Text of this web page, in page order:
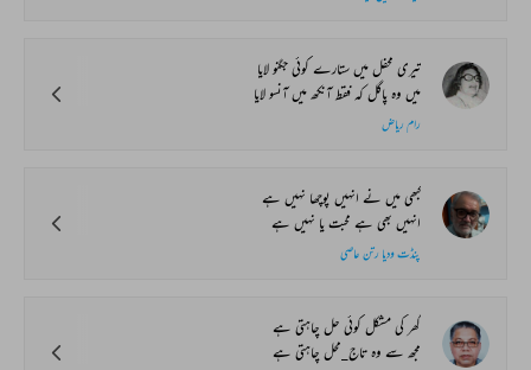
تیری محفل میں ستارے کوئی جگنو لایا
میں وہ پاگل کہ فقط آنکھ میں آنسو لایا
رام ریاض
کبھی میں نے انہیں پوچھا نہیں ہے
انہیں بھی ہے محبت یا نہیں ہے
پنڈت ودیا رتن عاصی
گھر کی مشکل کوئی حل چاہتی ہے
مجھ سے وہ تاج_محل چاہتی ہے